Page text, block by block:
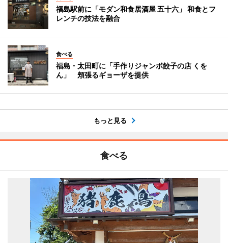
福島駅前に「モダン和食居酒屋 五十六」 和食とフ
レンチの技法を融合
食べる
福島・太田町に「手作りジャンボ餃子の店 くを
ん」 頬張るギョーザを提供
もっと見る
食べる